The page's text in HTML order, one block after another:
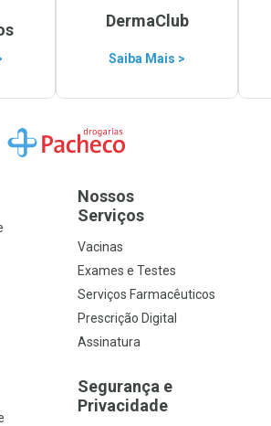
DermaClub
Saiba Mais >
Ir para a Home
Nossos
Serviços
Vacinas
Exames e Testes
Serviços Farmacêuticos
Prescrição Digital
Assinatura
Segurança e
Privacidade